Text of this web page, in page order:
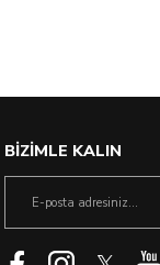
BİZİMLE KALIN